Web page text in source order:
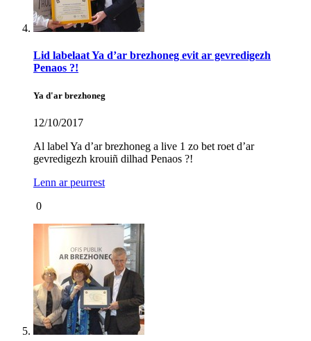
Lid labelaat Ya d’ar brezhoneg evit ar gevredigezh
Penaos ?!
Ya d'ar brezhoneg
12/10/2017
Al label Ya d’ar brezhoneg a live 1 zo bet roet d’ar
gevredigezh krouiñ dilhad Penaos ?!
Lenn ar peurrest
0